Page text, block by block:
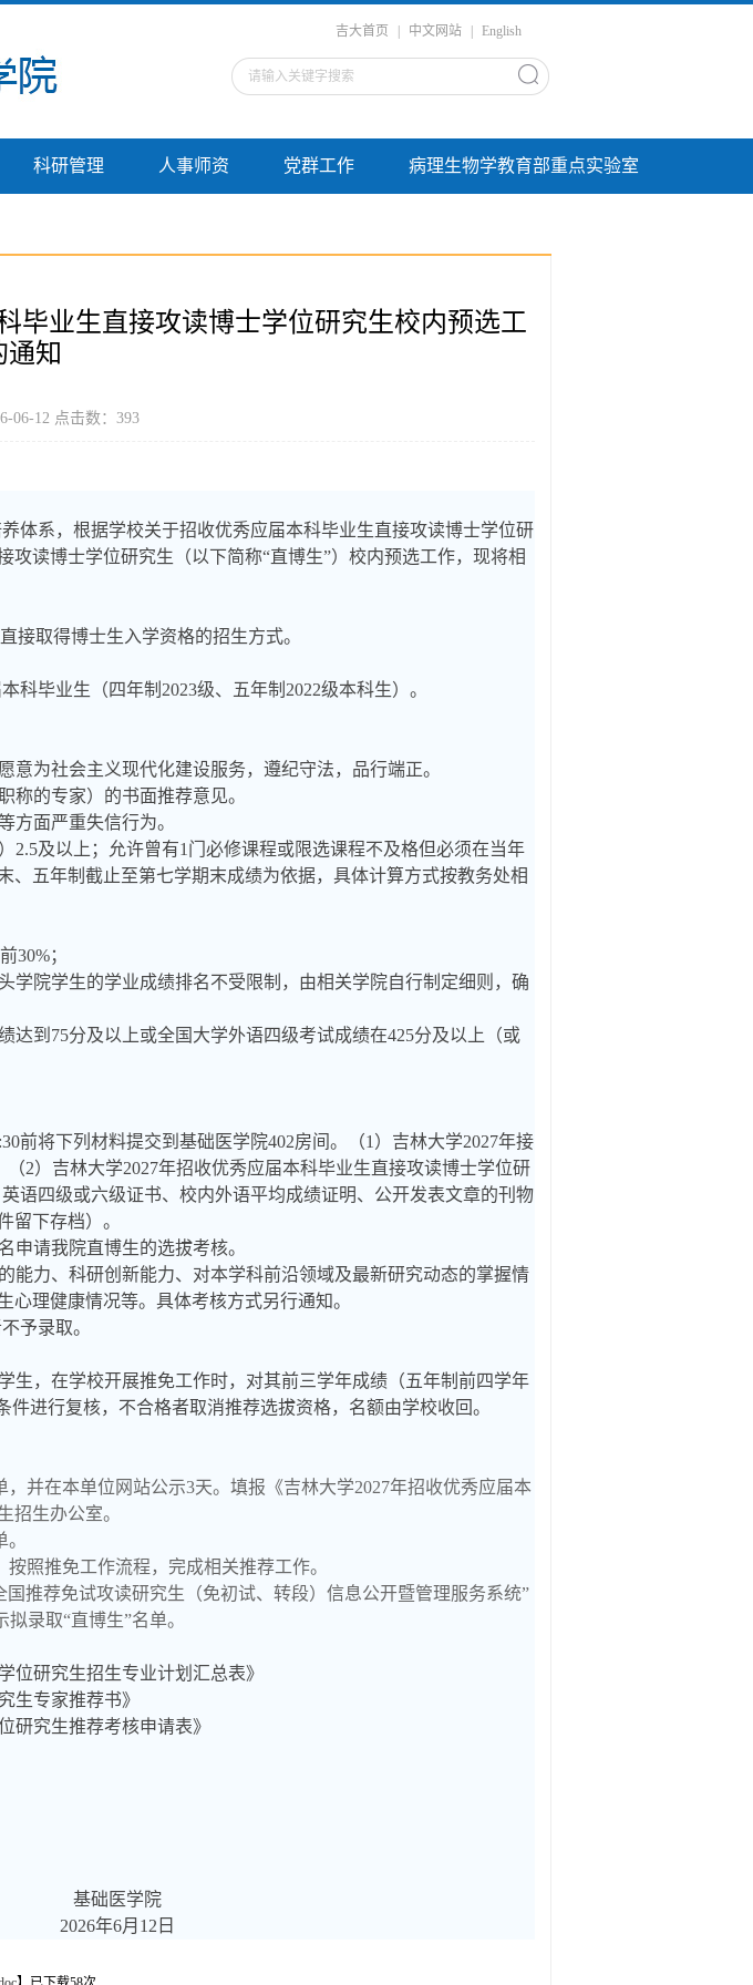
吉大首页 中文网站 English
科研管理 人事师资 党群工作 病理生物学教育部重点实验室
毕业生直接攻读博士学位研究生校内预选工
通知
06-12 点击数： 393
体系，根据学校关于招收优秀应届本科毕业生直接攻读博士学位研
读博士学位研究生（以下简称“直博生”）校内预选工作，现将相
接取得博士生入学资格的招生方式。
科毕业生（四年制2023级、五年制2022级本科生）。
为社会主义现代化建设服务，遵纪守法，品行端正。
称的专家）的书面推荐意见。
方面严重失信行为。
2.5及以上；允许曾有1门必修课程或限选课程不及格但必须在当年
五年制截止至第七学期末成绩为依据，具体计算方式按教务处相
30%；
学院学生的学业成绩排名不受限制，由相关学院自行制定细则，确
到75分及以上或全国大学外语四级考试成绩在425分及以上（或
30前将下列材料提交到基础医学院402房间。（1）吉林大学2027年接
2）吉林大学2027年招收优秀应届本科毕业生直接攻读博士学位研
语四级或六级证书、校内外语平均成绩证明、公开发表文章的刊物
留下存档）。
申请我院直博生的选拔考核。
能力、科研创新能力、对本学科前沿领域及最新研究动态的掌握情
理健康情况等。具体考核方式另行通知。
予录取。
生，在学校开展推免工作时，对其前三学年成绩（五年制前四学年
进行复核，不合格者取消推荐选拔资格，名额由学校收回。
并在本单位网站公示3天。填报《吉林大学2027年招收优秀应届本
招生办公室。
照推免工作流程，完成相关推荐工作。
推荐免试攻读研究生（免初试、转段）信息公开暨管理服务系统”
拟录取“直博生”名单。
位研究生招生专业计划汇总表》
生专家推荐书》
研究生推荐考核申请表》
基础医学院
2026年6月12日